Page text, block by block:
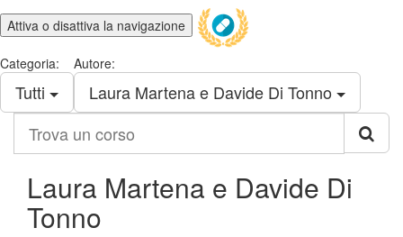
Attiva o disattiva la navigazione
Categoria:
Tutti
Autore:
Laura Martena e Davide Di Tonno
corso
Laura Martena e Davide Di
Tonno